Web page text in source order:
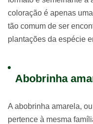
coloração é apenas
tão comum de ser
plantações da espécie
Abobrinha
A abobrinha amarela,
pertence à mesma